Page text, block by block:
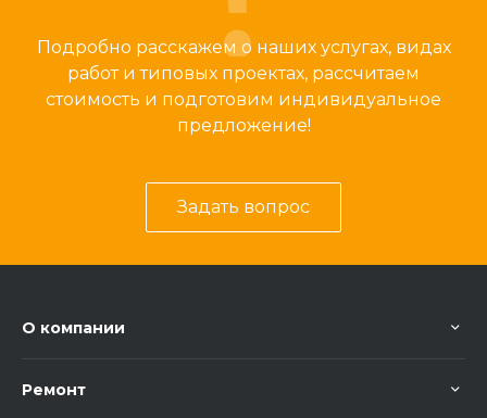
Подробно расскажем о наших услугах, видах
работ и типовых проектах, рассчитаем
стоимость и подготовим индивидуальное
предложение!
Задать вопрос
О компании
Ремонт